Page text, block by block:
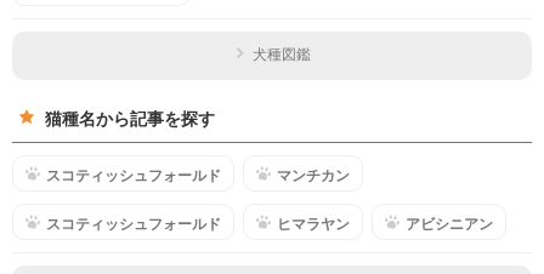
犬種図鑑
猫種名から記事を探す
スコティッシュフォールド マンチカン
スコティッシュフォールド ヒマラヤン アビシニアン